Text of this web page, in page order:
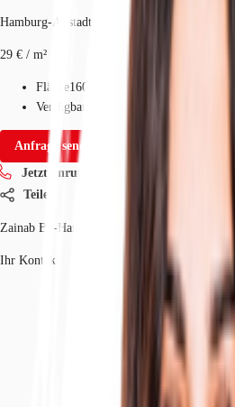
Hamburg-Altstadt, 20095, Hamburg, Hamburg
29 € / m²
Fläche160 m²
Verfügbarkeit
Anfrage senden
Jetzt anrufen
Teilen
Zainab Bo-Hamdan
Ihr Kontakt